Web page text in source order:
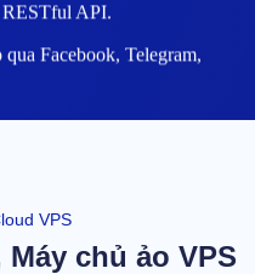
API.
Facebook, Telegram,
VPS
chủ ảo VPS